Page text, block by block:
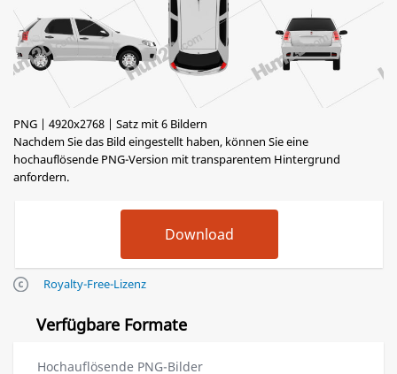
PNG | 4920x2768 | Satz mit 6 Bildern
Nachdem Sie das Bild eingestellt haben, können Sie eine
hochauflösende PNG-Version mit transparentem Hintergrund
anfordern.
Royalty-Free-Lizenz
Verfügbare Formate
Hochauflösende PNG-Bilder